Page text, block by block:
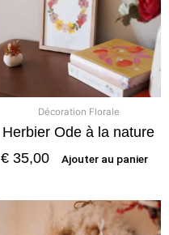
Décoration Florale
Herbier Ode à la nature
€ 35,00 Ajouter au panier